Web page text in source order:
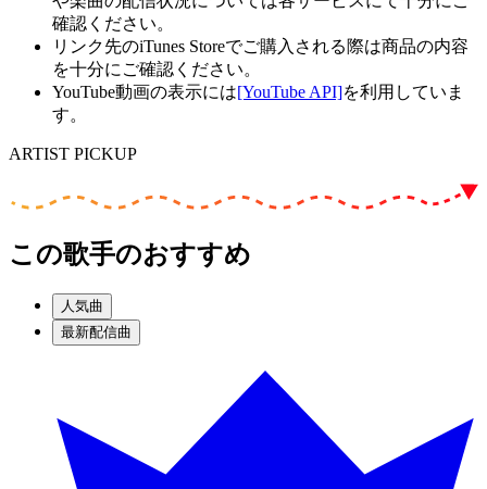
確認ください。
リンク先のiTunes Storeでご購入される際は商品の内容
を十分にご確認ください。
YouTube動画の表示には[YouTube API]を利用していま
す。
ARTIST PICKUP
この歌手のおすすめ
人気曲
最新配信曲